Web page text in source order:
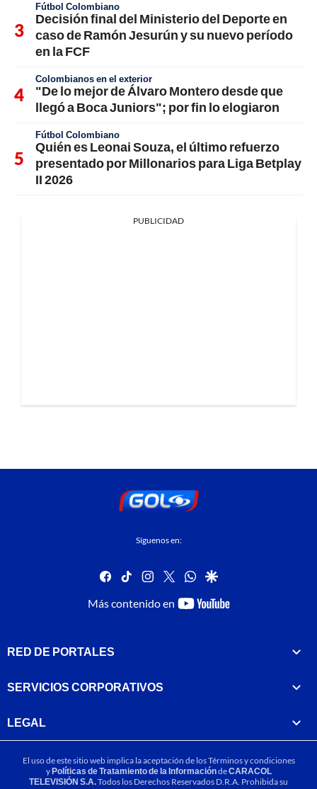
Fútbol Colombiano
Decisión final del Ministerio del Deporte en
caso de Ramón Jesurún y su nuevo período
en la FCF
Colombianos en el exterior
"De lo mejor de Álvaro Montero desde que
llegó a Boca Juniors"; por fin lo elogiaron
Fútbol Colombiano
Quién es Leonai Souza, el último refuerzo
presentado por Millonarios para Liga Betplay
II 2026
PUBLICIDAD
Síguenos en:
facebook
tiktok instagram
twitterwhatsapp
google
Más contenido en
youtube-
RED DE PORTALES
SERVICIOS CORPORATIVOS
LEGAL
El uso de este sitio web implica la aceptación de losTérminos y condiciones
yPolíticas de Tratamiento de la InformacióndeCARACOL
TELEVISIÓN S.A.Todos los Derechos Reservados D.R.A. Prohibida su